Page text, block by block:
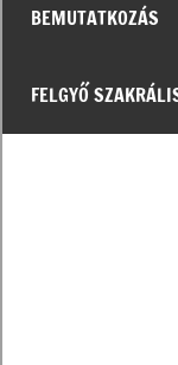
BEMUTATKOZÁS
FELGYŐ